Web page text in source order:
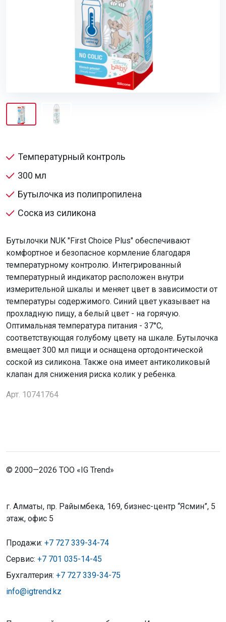
Температурный контроль
300 мл
Бутылочка из полипропилена
Соска из силикона
Бутылочки NUK "First Choice Plus" обеспечивают
комфортное и безопасное кормление благодаря
температурному контролю. Интегрированный
температурный индикатор расположен внутри
измерительной шкалы и меняет цвет в зависимости от
температуры содержимого. Синий цвет указывает на
прохладную пищу, а белый цвет - на горячую.
Оптимальная температура питания - 37°C,
соответствующая голубому цвету на шкале. Бутылочка
вмещает 300 мл пищи и оснащена ортодонтической
соской из силикона. Также она имеет антиколиковый
клапан для снижения риска колик у ребенка.
Арт. 10741764
© 2000—2026 ТОО «IG Trend»
г. Алматы, пр. Райымбека, 169, бизнес-центр “Ясмин”, 5
этаж, офис 5
Продажи: +7 727 339-34-74
Сервис: +7 701 035-14-45
Бухгалтерия: +7 727 339-34-75
info@igtrend.kz